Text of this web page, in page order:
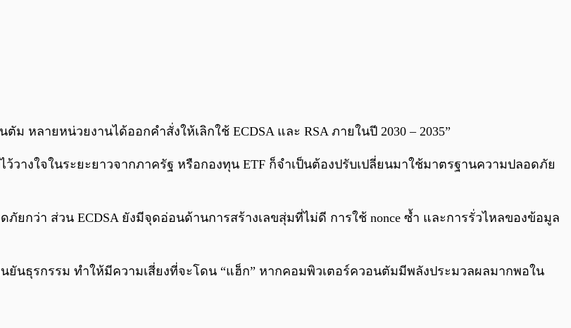
ม หลายหน่วยงานได้ออกคำสั่งให้เลิกใช้ ECDSA และ RSA ภายในปี 2030 – 2035”
ว้วางใจในระยะยาวจากภาครัฐ หรือกองทุน ETF ก็จำเป็นต้องปรับเปลี่ยนมาใช้มาตรฐานความปลอดภัย
ยกว่า ส่วน ECDSA ยังมีจุดอ่อนด้านการสร้างเลขสุ่มที่ไม่ดี การใช้ nonce ซ้ำ และการรั่วไหลของข้อมูล
นยันธุรกรรม ทำให้มีความเสี่ยงที่จะโดน “แฮ็ก” หากคอมพิวเตอร์ควอนตัมมีพลังประมวลผลมากพอใน